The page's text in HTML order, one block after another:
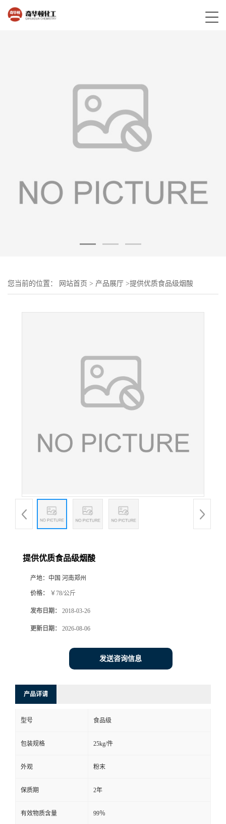
您当前的位置： 网站首页 > 产品展厅 >提供优质食品级烟酸
提供优质食品级烟酸
产地： 中国 河南郑州
价格： ￥78/公斤
发布日期： 2018-03-26
更新日期： 2026-08-06
发送咨询信息
产品详请
型号 食品级
包装规格 25kg/件
外观 粉末
保质期 2年
有效物质含量 99％